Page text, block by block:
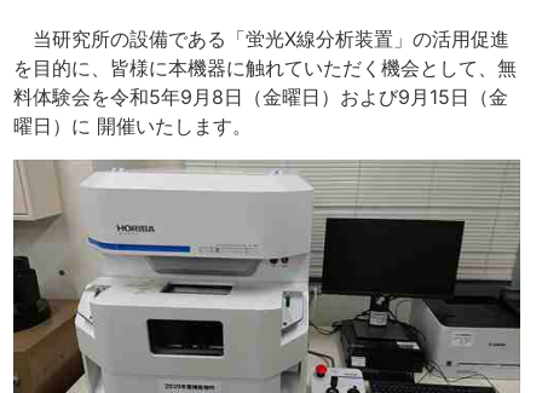
当研究所の設備である「蛍光X線分析装置」の活用促進
を目的に、皆様に本機器に触れていただく機会として、無
料体験会を令和5年9月8日（金曜日）および9月15日（金
曜日）に 開催いたします。